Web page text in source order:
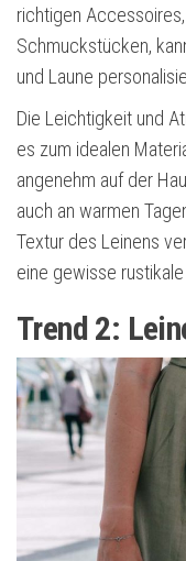
richtigen
Schmuckstücken,
und Laune
Die Leichtigkeit und
es zum idealen
angenehm auf der
auch an warmen
Textur des Leinens
eine gewisse
Trend 2: